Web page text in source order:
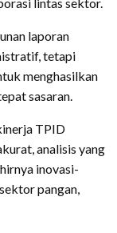
laporan
tetapi
menghasilkan
sasaran.
TPID
analisis yang
inovasi-
pangan,